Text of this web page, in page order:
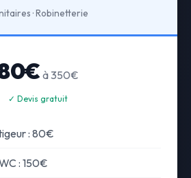
· Robinetterie
à 350€
✓ Devis gratuit
: 80€
: 150€